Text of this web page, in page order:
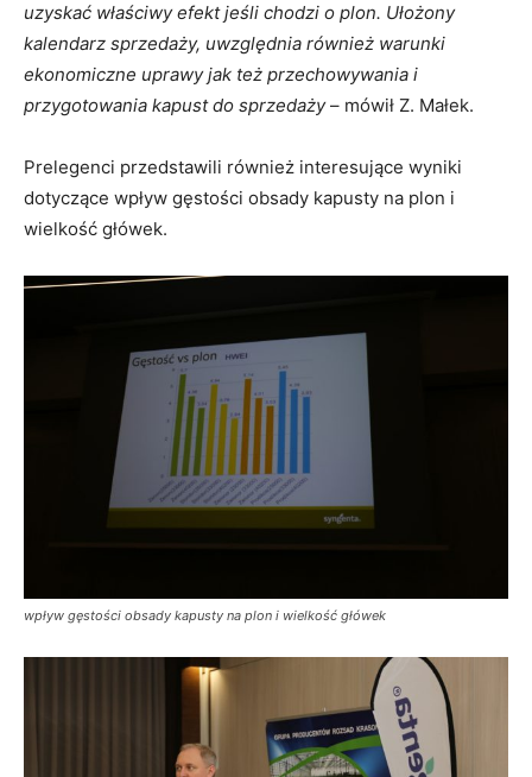
uzyskać właściwy efekt jeśli chodzi o plon. Ułożony
kalendarz sprzedaży, uwzględnia również warunki
ekonomiczne uprawy jak też przechowywania i
przygotowania kapust do sprzedaży– mówił Z. Małek.
Prelegenci przedstawili również interesujące wyniki
dotyczące wpływ gęstości obsady kapusty na plon i
wielkość główek.
wpływ gęstości obsady kapusty na plon i wielkość główek